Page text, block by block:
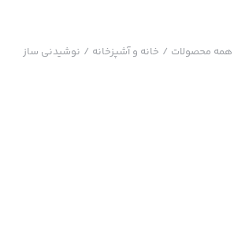
همه محصولات / خانه و آشپزخانه / نوشیدنی ساز